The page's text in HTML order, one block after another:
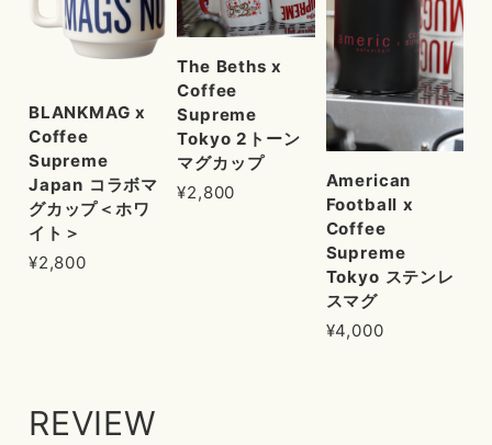
BLANKMAG x
Coffee
Supreme
Japan コラボマ
グカップ＜ホワ
イト＞
¥2,800
The Beths x
Coffee
Supreme
Tokyo 2トーン
マグカップ
¥2,800
American
Football x
Coffee
Supreme
Tokyo ステンレ
スマグ
¥4,000
REVIEW